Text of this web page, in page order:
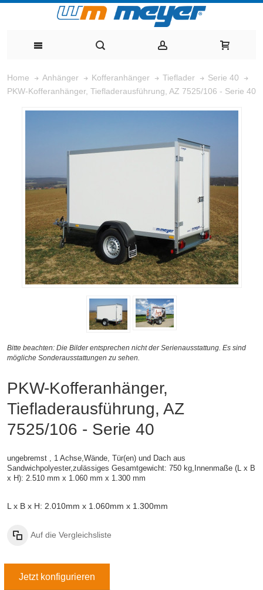
Home Anhänger Kofferanhänger Tieflader
Serie 40
PKW-Kofferanhänger, Tiefladerausführung, AZ 7525/106 - Serie 40
Bitte beachten: Die Bilder entsprechen nicht der Serienausstattung. Es sind
mögliche Sonderausstattungen zu sehen.
PKW-Kofferanhänger,
Tiefladerausführung, AZ
7525/106 - Serie 40
ungebremst , 1 Achse,Wände, Tür(en) und Dach aus
Sandwichpolyester,zulässiges Gesamtgewicht: 750 kg, Innenmaße (L x B
x H): 2.510 mm x 1.060 mm x 1.300 mm
L x B x H: 2.010mm x 1.060mm x 1.300mm
Auf die Vergleichsliste
Jetzt konfigurieren